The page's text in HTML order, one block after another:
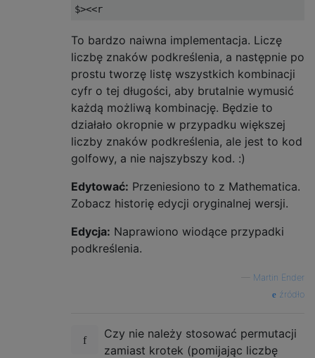
To bardzo naiwna implementacja. Liczę
liczbę znaków podkreślenia, a następnie po
prostu tworzę listę wszystkich kombinacji
cyfr o tej długości, aby brutalnie wymusić
każdą możliwą kombinację. Będzie to
działało okropnie w przypadku większej
liczby znaków podkreślenia, ale jest to kod
golfowy, a nie najszybszy kod. :)
Edytować: Przeniesiono to z Mathematica.
Zobacz historię edycji oryginalnej wersji.
Edycja: Naprawiono wiodące przypadki
podkreślenia.
Martin Ender
źródło
Czy nie należy stosować permutacji
zamiast krotek (pomijając liczbę